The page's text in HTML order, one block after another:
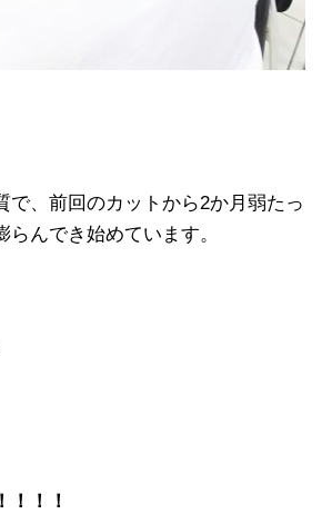
で、前回のカットから2か月弱たっ
んでき始めています。
！！！